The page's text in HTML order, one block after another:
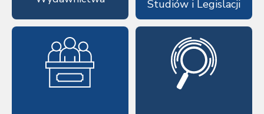
Studiów i Legislacji